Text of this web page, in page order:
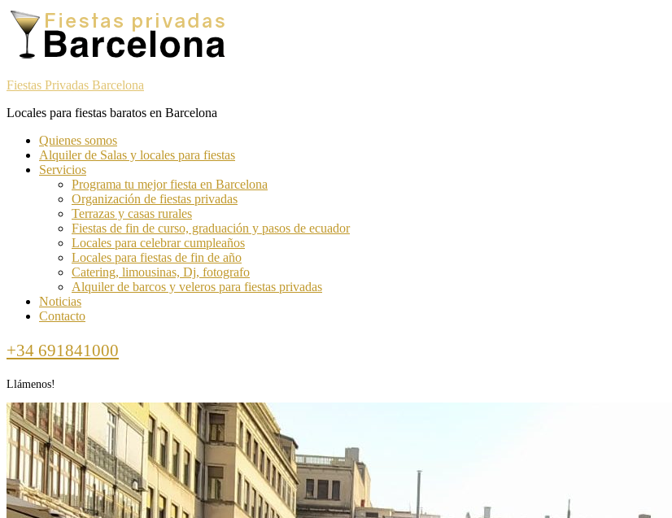
Skip
navigation
Skip
content
Fiestas Privadas Barcelona
Locales para fiestas baratos en Barcelona
Toggle
navigation
menu
Quienes somos
Alquiler de Salas y locales para fiestas
Servicios
Programa tu mejor fiesta en Barcelona
Organización de fiestas privadas
Terrazas y casas rurales
Fiestas de fin de curso, graduación y pasos de ecuador
Locales para celebrar cumpleaños
Locales para fiestas de fin de año
Catering, limousinas, Dj, fotografo
Alquiler de barcos y veleros para fiestas privadas
Noticias
Contacto
Call
+34 691841000
Llámenos!